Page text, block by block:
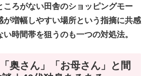
ろがない田舎のショッピングモー
が増幅しやすい場所という指摘に共感
時間帯を狙うのも一つの対処法。
奥さん」「お母さん」と間